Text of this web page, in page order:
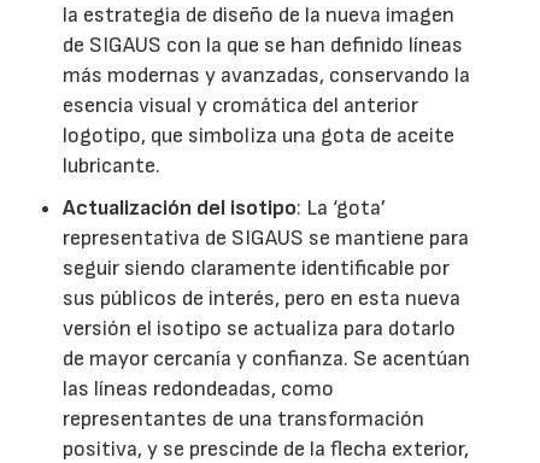
la estrategia de diseño de la nueva imagen
de SIGAUS con la que se han definido líneas
más modernas y avanzadas, conservando la
esencia visual y cromática del anterior
logotipo, que simboliza una gota de aceite
lubricante.
Actualización del isotipo: La ‘gota’
representativa de SIGAUS se mantiene para
seguir siendo claramente identificable por
sus públicos de interés, pero en esta nueva
versión el isotipo se actualiza para dotarlo
de mayor cercanía y confianza. Se acentúan
las líneas redondeadas, como
representantes de una transformación
positiva, y se prescinde de la flecha exterior,